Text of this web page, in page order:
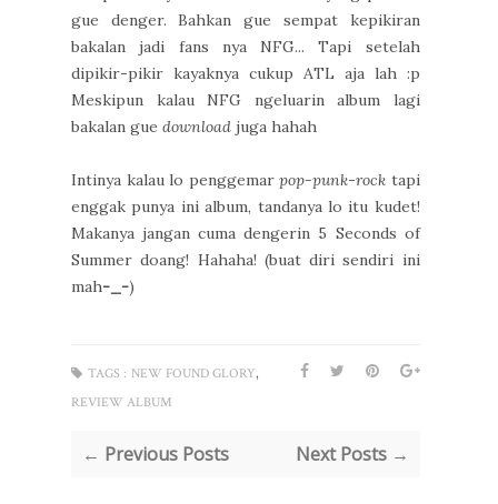
gue denger. Bahkan gue sempat kepikiran
bakalan jadi fans nya NFG... Tapi setelah
dipikir-pikir kayaknya cukup ATL aja lah :p
Meskipun kalau NFG ngeluarin album lagi
bakalan gue download juga hahah
Intinya kalau lo penggemarpop-punk-rock tapi
enggak punya ini album, tandanya lo itu kudet!
Makanya jangan cuma dengerin 5 Seconds of
Summer doang! Hahaha! (buat diri sendiri ini
mah-_-)
TAGS : NEW FOUND GLORY,
REVIEW ALBUM
← Previous Posts Next Posts →